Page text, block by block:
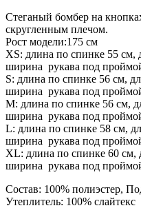
Стеганый бомбер на
скругленным плечом.
Рост модели:175 см
XS: длина по спинке 55 см,
ширина рукава под
S: длина по спинке 56 см,
ширина рукава под
М: длина по спинке 56 см,
ширина рукава под
L: длина по спинке 58 см,
ширина рукава под
XL: длина по спинке 60 см,
ширина рукава под
Состав: 100% полиэстер,
Утеплитель: 100% слайтекс